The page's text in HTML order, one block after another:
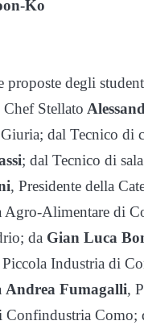
Ko
proposte degli
Stellato
dal Tecnico di
; dal Tecnico di sala
, Presidente della
Agro-Alimentare di
da Gian Luca
Industria di
Andrea Fumagalli,
Confindustria Como;